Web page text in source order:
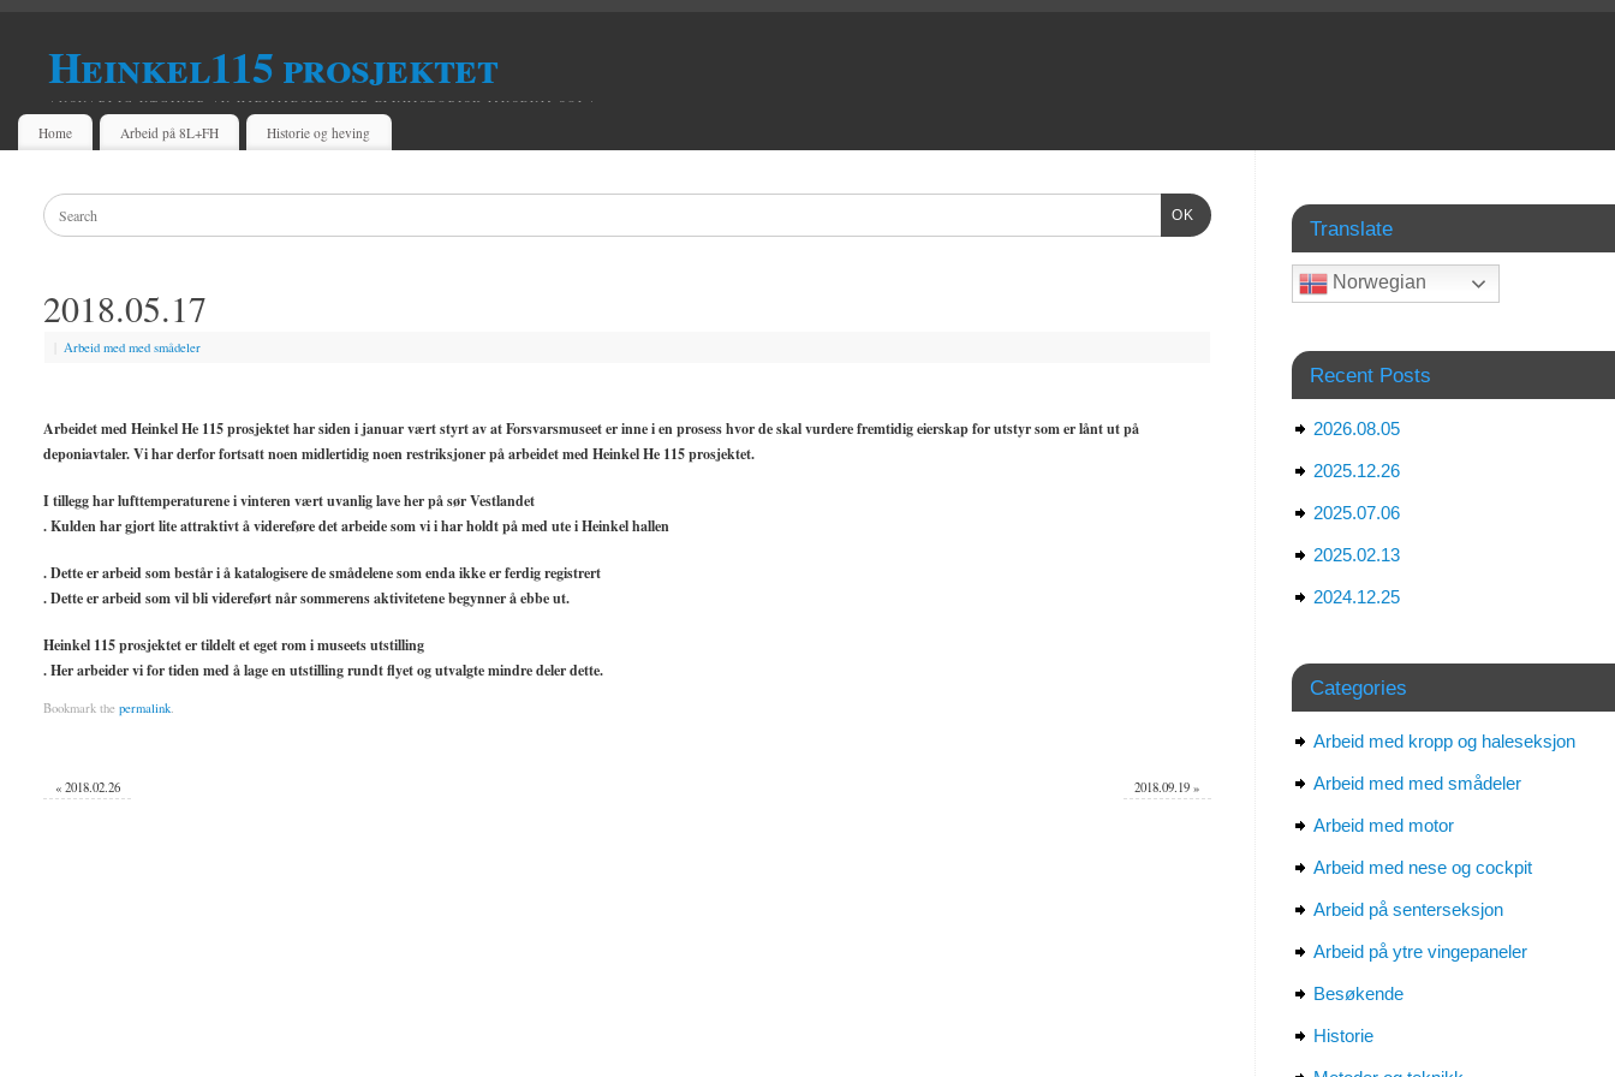
Heinkel115 prosjektet
ANSVARLIG UTGIVER AV HJEMMESIDEN ER FLYHISTORISK MUSEUM SOLA
Home Arbeid på 8L+FH Historie og heving
OK
2018.05.17
Arbeid med med smådeler
Arbeidet med Heinkel He 115 prosjektet har siden i januar vært styrt av at Forsvarsmuseet er inne i en prosess hvor de skal vurdere fremtidig eierskap for utstyr som er lånt ut på
deponiavtaler. Vi har derfor fortsatt noen midlertidig noen restriksjoner på arbeidet med Heinkel He 115 prosjektet.
I tillegg har lufttemperaturene i vinteren vært uvanlig lave her på sør Vestlandet
. Kulden har gjort lite attraktivt å videreføre det arbeide som vi i har holdt på med ute i Heinkel hallen
. Dette er arbeid som består i å katalogisere de smådelene som enda ikke er ferdig registrert
. Dette er arbeid som vil bli videreført når sommerens aktivitetene begynner å ebbe ut.
Heinkel 115 prosjektet er tildelt et eget rom i museets utstilling
. Her arbeider vi for tiden med å lage en utstilling rundt flyet og utvalgte mindre deler dette.
Bookmark the permalink.
«2018.02.26 2018.09.19»
Translate
Norwegian
Recent Posts
2026.08.05
2025.12.26
2025.07.06
2025.02.13
2024.12.25
Categories
Arbeid med kropp og haleseksjon
Arbeid med med smådeler
Arbeid med motor
Arbeid med nese og cockpit
Arbeid på senterseksjon
Arbeid på ytre vingepaneler
Besøkende
Historie